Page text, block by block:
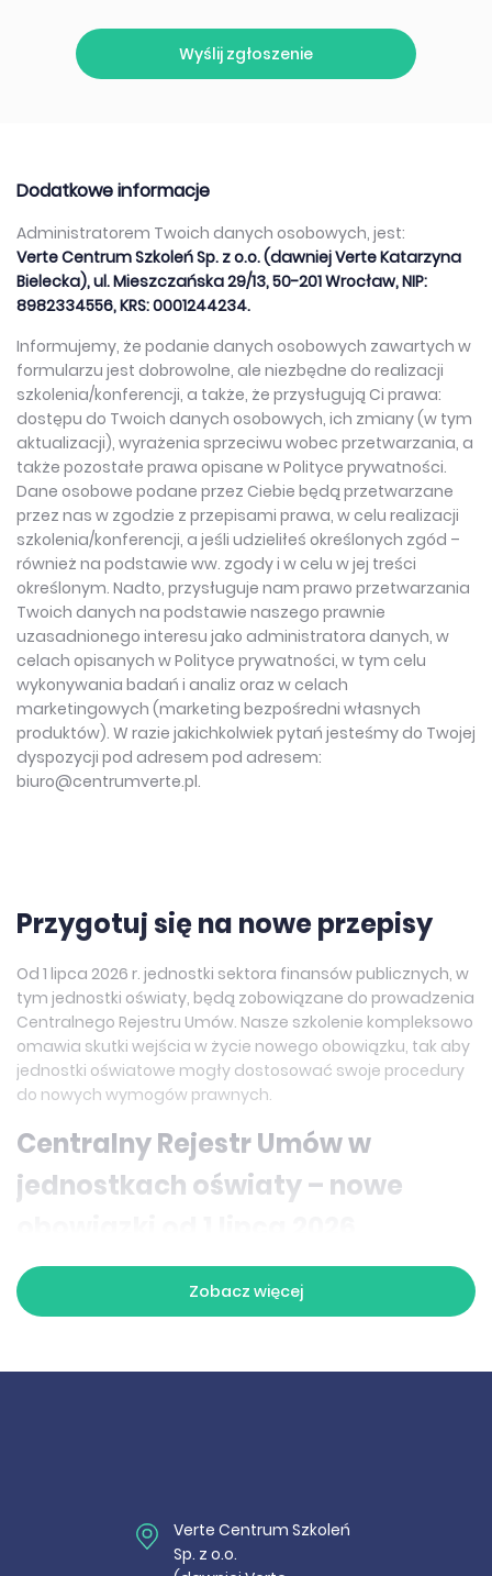
Dodatkowe informacje
Administratorem Twoich danych osobowych, jest:
Verte Centrum Szkoleń Sp. z o.o. (dawniej Verte Katarzyna
Bielecka), ul. Mieszczańska 29/13, 50-201 Wrocław, NIP:
8982334556, KRS: 0001244234.
Informujemy, że podanie danych osobowych zawartych w
formularzu jest dobrowolne, ale niezbędne do realizacji
szkolenia/konferencji, a także, że przysługują Ci prawa:
dostępu do Twoich danych osobowych, ich zmiany (w tym
aktualizacji), wyrażenia sprzeciwu wobec przetwarzania, a
także pozostałe prawa opisane w Polityce prywatności.
Dane osobowe podane przez Ciebie będą przetwarzane
przez nas w zgodzie z przepisami prawa, w celu realizacji
szkolenia/konferencji, a jeśli udzieliłeś określonych zgód –
również na podstawie ww. zgody i w celu w jej treści
określonym. Nadto, przysługuje nam prawo przetwarzania
Twoich danych na podstawie naszego prawnie
uzasadnionego interesu jako administratora danych, w
celach opisanych w Polityce prywatności, w tym celu
wykonywania badań i analiz oraz w celach
marketingowych (marketing bezpośredni własnych
produktów). W razie jakichkolwiek pytań jesteśmy do Twojej
dyspozycji pod adresem pod adresem:
biuro@centrumverte.pl.
Przygotuj się na nowe przepisy
Od 1 lipca 2026 r. jednostki sektora finansów publicznych, w
tym jednostki oświaty, będą zobowiązane do prowadzenia
Centralnego Rejestru Umów. Nasze szkolenie kompleksowo
omawia skutki wejścia w życie nowego obowiązku, tak aby
jednostki oświatowe mogły dostosować swoje procedury
do nowych wymogów prawnych.
Centralny Rejestr Umów w
jednostkach oświaty – nowe
Od 1 lipca 2026 r. centralny rejestr umów jednostek sektora
finansów publicznych (CRU JSFP) stanie się obowiązkowym
inna jednostka oświaty publicznej, jako jednostka sektora
omawia, jak skutecznie wdrożyć ten obowiązek bez
Zobacz więcej
Verte Centrum Szkoleń
Sp. z o.o.